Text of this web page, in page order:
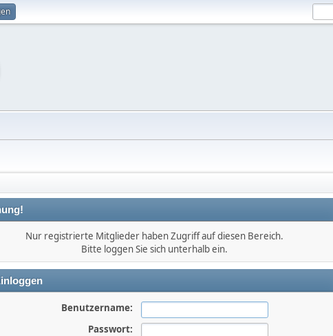
Nur registrierte Mitglieder haben Zugriff auf diesen Bereich.
Bitte loggen Sie sich unterhalb ein.
Benutzername:
Passwort: